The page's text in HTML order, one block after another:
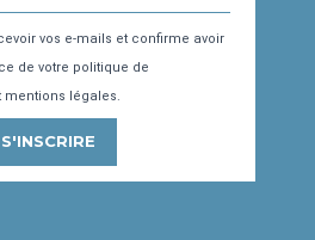
vos e-mails et confirme avoir
de votre politique de
mentions légales.
S'INSCRIRE